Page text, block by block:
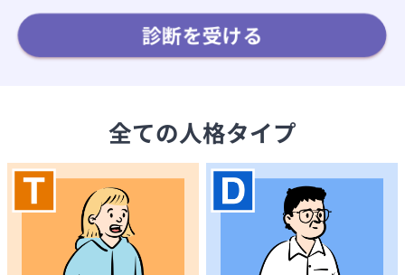
診断を受ける
全ての人格タイプ